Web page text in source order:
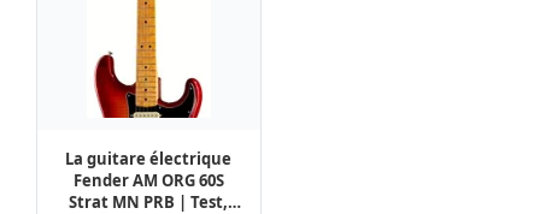
La guitare électrique
Fender AM ORG 60S
Strat MN PRB | Test,